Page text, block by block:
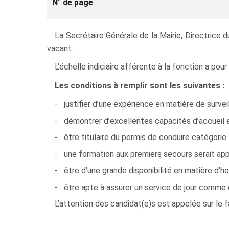
N° de page
La Secrétaire Générale de la Mairie, Directrice
vacant.
L’échelle indiciaire afférente à la fonction a
Les conditions à remplir sont les suivantes :
- justifier d’une expérience en matière de
- démontrer d’excellentes capacités d’accueil
- être titulaire du permis de conduire catégorie
- une formation aux premiers secours serait
- être d’une grande disponibilité en matière
- être apte à assurer un service de jour comme
L’attention des candidat(e)s est appelée sur le